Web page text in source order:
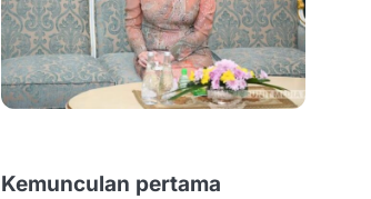
Kemunculan pertama